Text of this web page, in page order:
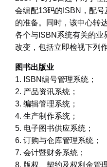
会编配13码的ISBN，配
的准备。同时，该中心转
各个与ISBN系统有关的业
改变，包括立即检视下列
图书出版业
1. ISBN编号管理系统；
2. 产品资讯系统；
3. 编辑管理系统；
4. 生产制作系统；
5. 电子图书供应系统；
6. 订购与仓库管理系统；
7. 会计暨财务系统；
8. 版权、契约及权利金管